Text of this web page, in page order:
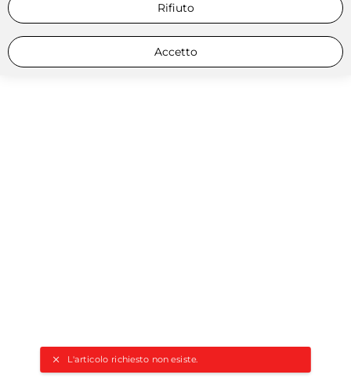
L'articolo richiesto non esiste.
Rifiuto
Accetto